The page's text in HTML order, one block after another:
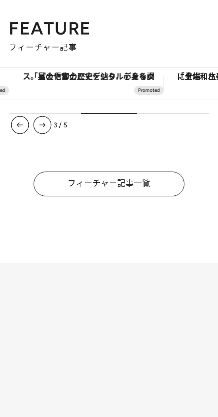
FEATURE
フィーチャー記事
「土佐和ハーブかき氷」がOMO7高知に登場！生姜、山椒、大葉など目にも舌にも涼を呼ぶ郷土の味 ヴァシュロン・コンスタン
4 /5
フィーチャー記事一覧